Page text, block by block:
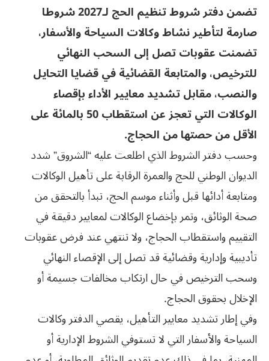
تضمن دفتر شروط تنظيم الحج لـ2027 شروطا
صارمة لتأطير نشاط وكالات السياحة والأسفار،
تضمنت عقوبات تصل إلى السحب النهائي
للترخيص، والمتابعة القضائية في قضايا التحايل
والنصب، مقابل تشديد معايير الأداء بإقصاء
الوكالات التي تعجز عن استقطاب 50 بالمائة على
الأقل من حصتها من الحجاج.
وحسب دفتر الشروط الذي اطلعت عليه “الشروق” شدد
الديوان الوطني للحج والعمرة الرقابة على تأهيل الوكالات
ومتابعة أدائها قبل وأثناء موسم الحج، تبدأ بالتحقق من
صحة الوثائق، وتمر بإخضاع الوكالات لمعايير دقيقة في
التقييم واستقطاب الحجاج، ولا تنتهي عند فرض عقوبات
تأديبية وإدارية وقضائية قد تصل إلى الإقصاء النهائي
وسحب الترخيص في حال ارتكاب مخالفات جسيمة أو
الإخلال بحقوق الحجاج.
وفي إطار تشديد معايير التأهيل، يقصي الدفتر وكالات
السياحة والأسفار التي لا تستوفي الشروط الإدارية أو